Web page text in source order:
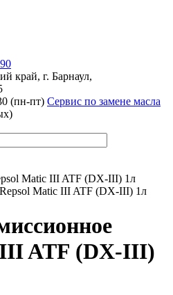
край, г. Барнаул,
(пн-пт) Сервис по замене масла
Matic III ATF (DX-III) 1л
ATF (DX-III)